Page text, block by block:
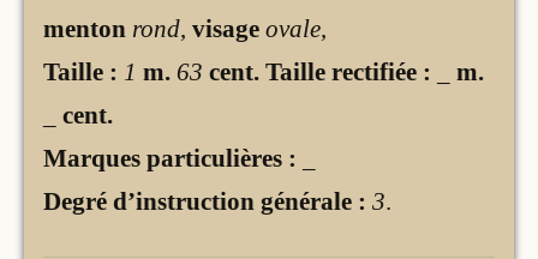
menton rond, visage ovale,
Taille : 1 m. 63 cent. Taille rectifiée :
m.
cent.
Marques particulières :
Degré d’instruction générale : 3.